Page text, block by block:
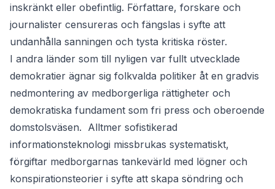
inskränkt eller obefintlig. Författare, forskare och
journalister censureras och fängslas i syfte att
undanhålla sanningen och tysta kritiska röster.
I andra länder som till nyligen var fullt utvecklade
demokratier ägnar sig folkvalda politiker åt en gradvis
nedmontering av medborgerliga rättigheter och
demokratiska fundament som fri press och oberoende
domstolsväsen. Alltmer sofistikerad
informationsteknologi missbrukas systematiskt,
förgiftar medborgarnas tankevärld med lögner och
konspirationsteorier i syfte att skapa söndring och